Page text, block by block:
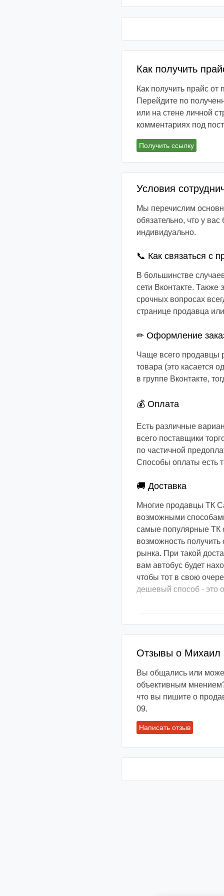
Как получить
Как получить прайс
Перейдите по
или на стене личной
комментариях под
Получить ссылку
Условия
Мы перечислим
обязательно, что у
индивидуально.
📞 Как связаться с
В большинстве
сети Вконтакте.
срочных вопросах
странице продавца
✏ Оформление
Чаще всего продавцы
товара (это касается
в группе Вконтакте,
💰 Оплата
Есть различные
всего поставщики
по частичной
Способы оплаты есть
🚚 Доставка
Многие продавцы ТК
возможными
самые популярные ТК
возможность
рынка. При такой
вам автобус будет
чтобы тот в свою
дешевый способ - это
Отзывы о Михаил
Вы общались или
объективным
что вы пишите о
09.
Написать отзыв